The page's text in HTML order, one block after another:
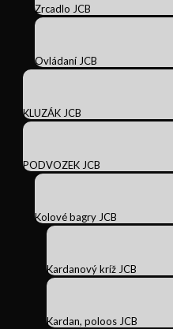
Zrcadlo JCB
Ovládaní JCB
KLUZÁK JCB
PODVOZEK JCB
Kolové bagry JCB
Kardanový kríž JCB
Kardan, poloos JCB